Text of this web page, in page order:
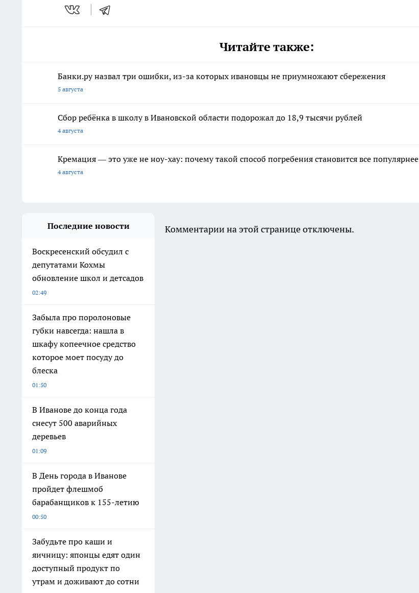
Читайте также:
Банки.ру назвал три ошибки, из-за которых ивановцы не приумножают сбережения
5 августа
Сбор ребёнка в школу в Ивановской области подорожал до 18,9 тысячи рублей
4 августа
Кремация — это уже не ноу-хау: почему такой способ погребения становится все популярнее
4 августа
Последние новости
Воскресенский обсудил с
депутатами Кохмы
обновление школ и детсадов
02:49
Забыла про поролоновые
губки навсегда: нашла в
шкафу копеечное средство
которое моет посуду до
блеска
01:50
В Иванове до конца года
снесут 500 аварийных
деревьев
01:09
В День города в Иванове
пройдет флешмоб
барабанщиков к 155-летию
00:50
Забудьте про каши и
яичницу: японцы едят один
доступный продукт по
утрам и доживают до сотни
Комментарии на этой странице отключены.